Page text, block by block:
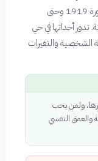
الوسطى عبر ثلاثة أجيال، بدءاً من فترة ما قبل ثورة 1919 وحتى
تدور أحداثها في حي
الشخصية والتغيرات
ولمن يحب
والعمق النفسي